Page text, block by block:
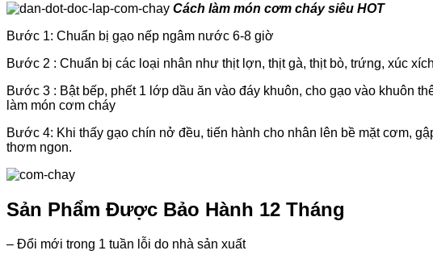
Cách làm món cơm cháy siêu HOT
Bước 1: Chuẩn bị gạo nếp ngâm nước 6-8 giờ
Bước 2 : Chuẩn bị các loại nhân như thịt lợn, thịt gà, thịt bò, trứng, xúc
Bước 3 : Bật bếp, phết 1 lớp dầu ăn vào đáy khuôn, cho gạo vào khuôn
làm món cơm cháy
Bước 4: Khi thấy gạo chín nở đều, tiến hành cho nhân lên bề mặt cơm,
thơm ngon.
Sản Phẩm Được Bảo Hành 12 Tháng
– Đổi mới trong 1 tuần lỗi do nhà sản xuất